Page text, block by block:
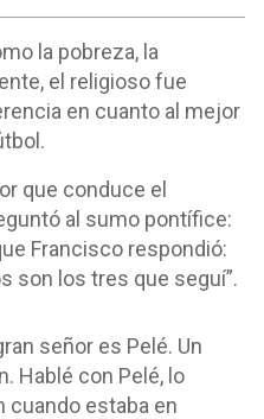
la pobreza, la
el religioso fue
en cuanto al mejor
que conduce el
al sumo pontífice:
Francisco respondió:
son los tres que seguí”.
señor es Pelé. Un
Hablé con Pelé, lo
cuando estaba en